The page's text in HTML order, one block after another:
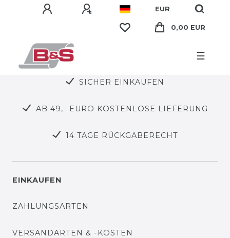
EUR
0,00 EUR
☰
SICHER EINKAUFEN
AB 49,- EURO KOSTENLOSE LIEFERUNG
14 TAGE RÜCKGABERECHT
EINKAUFEN
ZAHLUNGSARTEN
VERSANDARTEN & -KOSTEN